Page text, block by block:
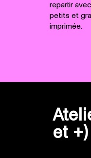
repartir
petits et
imprimée.
et +)